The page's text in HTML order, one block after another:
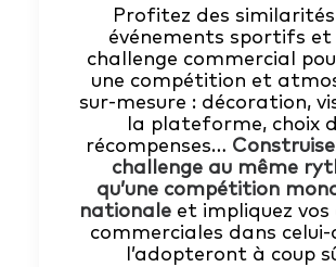
Profitez des
événements sportifs et
challenge commercial
une compétition et
sur-mesure : décoration,
la plateforme, choix
récompenses…
challenge au même
qu’une compétition
nationale et impliquez vos
commerciales dans celui-
l’adopteront à coup